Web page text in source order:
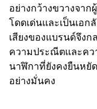
อย่างกว้างขวางจา
โดดเด่นและเป็นเอ
เสียงของแบรนด์จึง
ความประณีตและคว
นาฬิกาที่ยังคงยืนหยั
อย่างมั่นคง